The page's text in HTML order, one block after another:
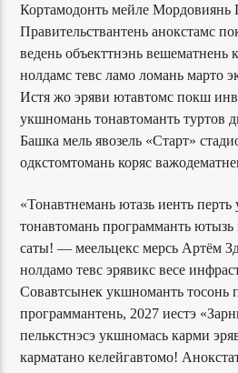
Кортамодонть мейле Мордовиянь
Правительствантень анокстамс
ведень объекттнэнь вешематнень
нолдамс тевс ламо ломань марто
Истя жо эряви ютавтомс покш
укшномань тонавтоманть туртов
Башка мель явозель «Старт»
одкстомтомань коряс
«Тонавтнемань ютазь иенть
тонавтомань программанть ютызь
саты! — меельцекс мерсь Артём
нолдамо тевс эрявикс весе
Совавтсынек укшноманть тосонь
программантень, 2027 иестэ
пелькстнэсэ укшномась карми
карматано келейгавтомо!